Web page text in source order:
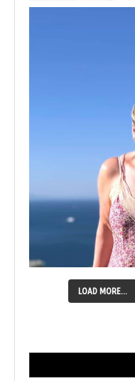
LOAD MORE...